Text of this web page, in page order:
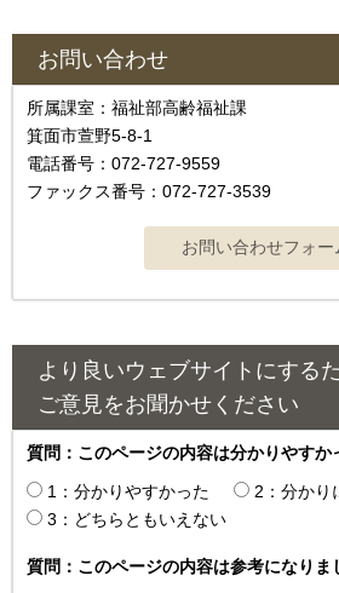
お問い合わせ
所属課室：福祉部高齢福祉課
箕面市萱野5-8-1
電話番号：072-727-9559
ファックス番号：072-727-3539
より良いウェブサイトにする
ご意見をお聞かせください
質問：このページの内容は分かりやすか
1：分かりやすかった
2：分かり
3：どちらともいえない
質問：このページの内容は参考になりま